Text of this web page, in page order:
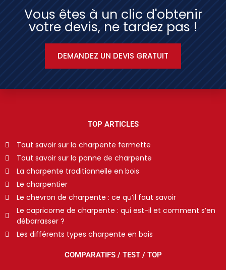
Vous êtes à un clic d'obtenir
votre devis, ne tardez pas !
DEMANDEZ UN DEVIS GRATUIT
TOP ARTICLES
Tout savoir sur la charpente fermette
Tout savoir sur la panne de charpente
La charpente traditionnelle en bois
Le charpentier
Le chevron de charpente : ce qu’il faut savoir
Le capricorne de charpente : qui est-il et comment s’en
débarrasser ?
Les différents types charpente en bois
COMPARATIFS / TEST / TOP